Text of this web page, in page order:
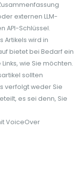
externen LLM-
API-Schlüssel.
Artikels wird in
bietet bei Bedarf ein
wie Sie möchten.
sollten
verfolgt weder Sie
es sei denn, Sie
VoiceOver